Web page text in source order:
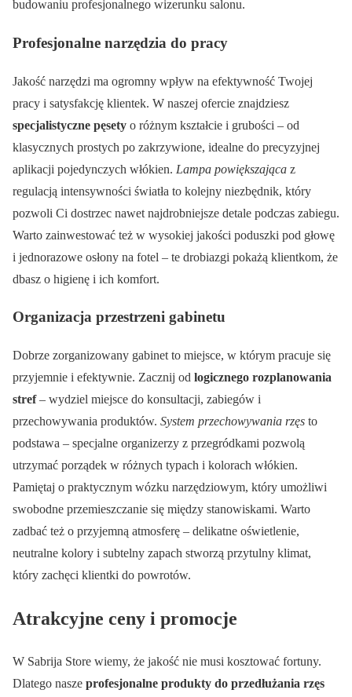
budowaniu profesjonalnego wizerunku salonu.
Profesjonalne narzędzia do pracy
Jakość narzędzi ma ogromny wpływ na efektywność Twojej
pracy i satysfakcję klientek. W naszej ofercie znajdziesz
specjalistyczne pęsety o różnym kształcie i grubości – od
klasycznych prostych po zakrzywione, idealne do precyzyjnej
aplikacji pojedynczych włókien. Lampa powiększająca z
regulacją intensywności światła to kolejny niezbędnik, który
pozwoli Ci dostrzec nawet najdrobniejsze detale podczas zabiegu.
Warto zainwestować też w wysokiej jakości poduszki pod głowę
i jednorazowe osłony na fotel – te drobiazgi pokażą klientkom, że
dbasz o higienę i ich komfort.
Organizacja przestrzeni gabinetu
Dobrze zorganizowany gabinet to miejsce, w którym pracuje się
przyjemnie i efektywnie. Zacznij od logicznego rozplanowania
stref– wydziel miejsce do konsultacji, zabiegów i
przechowywania produktów. System przechowywania rzęs to
podstawa – specjalne organizerzy z przegródkami pozwolą
utrzymać porządek w różnych typach i kolorach włókien.
Pamiętaj o praktycznym wózku narzędziowym, który umożliwi
swobodne przemieszczanie się między stanowiskami. Warto
zadbać też o przyjemną atmosferę – delikatne oświetlenie,
neutralne kolory i subtelny zapach stworzą przytulny klimat,
który zachęci klientki do powrotów.
Atrakcyjne ceny i promocje
W Sabrija Store wiemy, że jakość nie musi kosztować fortuny.
Dlatego nasze profesjonalne produkty do przedłużania rzęs